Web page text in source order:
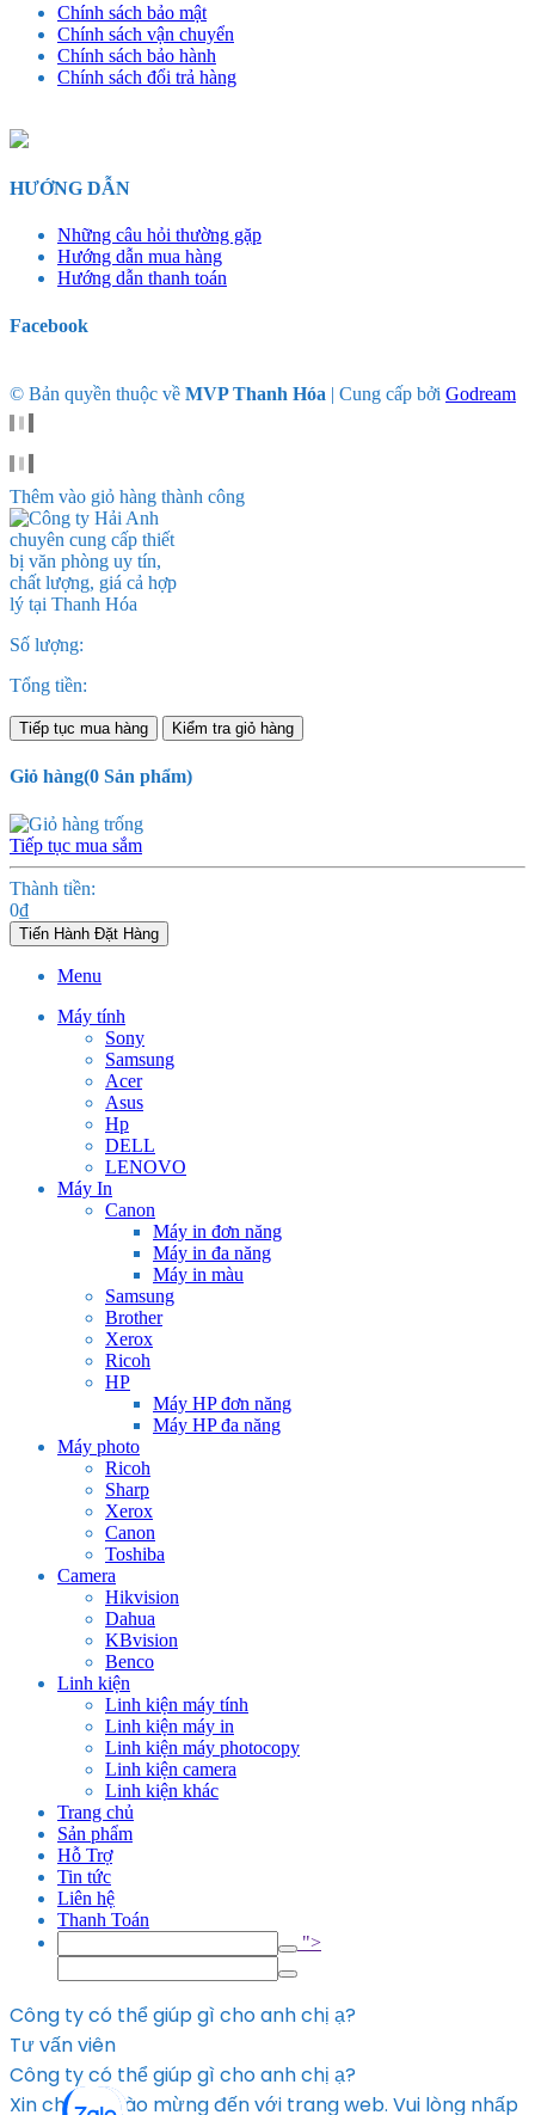
Chính sách bảo mật
Chính sách vận chuyển
Chính sách bảo hành
Chính sách đổi trả hàng
HƯỚNG DẪN
Những câu hỏi thường gặp
Hướng dẫn mua hàng
Hướng dẫn thanh toán
Facebook
© Bản quyền thuộc về MVP Thanh Hóa | Cung cấp bởi Godream
Thêm vào giỏ hàng thành công
Số lượng:
Tổng tiền:
Tiếp tục mua hàng Kiểm tra giỏ hàng
Giỏ hàng(0 Sản phẩm)
Tiếp tục mua sắm
Thành tiền:
0₫
Tiến Hành Đặt Hàng
Menu
Máy tính
Sony
Samsung
Acer
Asus
Hp
DELL
LENOVO
Máy In
Canon
Máy in đơn năng
Máy in đa năng
Máy in màu
Samsung
Brother
Xerox
Ricoh
HP
Máy HP đơn năng
Máy HP đa năng
Máy photo
Ricoh
Sharp
Xerox
Canon
Toshiba
Camera
Hikvision
Dahua
KBvision
Benco
Linh kiện
Linh kiện máy tính
Linh kiện máy in
Linh kiện máy photocopy
Linh kiện camera
Linh kiện khác
Trang chủ
Sản phẩm
Hỗ Trợ
Tin tức
Liên hệ
Thanh Toán
">
Công ty có thể giúp gì cho anh chị ạ?
Tư vấn viên
Công ty có thể giúp gì cho anh chị ạ?
Xin chào, Chào mừng đến với trang web. Vui lòng nhấp